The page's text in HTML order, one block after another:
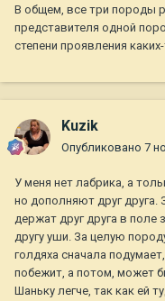
В общем, все три породы
представителя одной
степени проявления
Kuzik
Опубликовано 7
У меня нет лабрика, а
но дополняют друг друга.
держат друг друга в
другу уши. За целую
голдяха сначала
побежит, а потом, может
Шаньку легче, так как ей